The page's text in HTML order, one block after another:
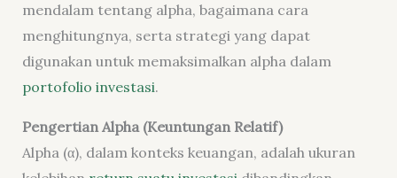
mendalam tentang alpha, bagaimana cara
menghitungnya, serta strategi yang dapat
digunakan untuk memaksimalkan alpha dalam
portofolio investasi.
Pengertian Alpha (Keuntungan Relatif)
Alpha (α), dalam konteks keuangan, adalah ukuran